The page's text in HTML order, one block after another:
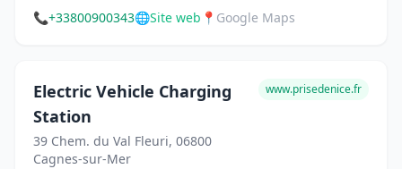
📞+33800900343🌐Site web 📍 Google Maps
Electric Vehicle Charging
Station
39 Chem. du Val Fleuri, 06800
Cagnes-sur-Mer
www.prisedenice.fr